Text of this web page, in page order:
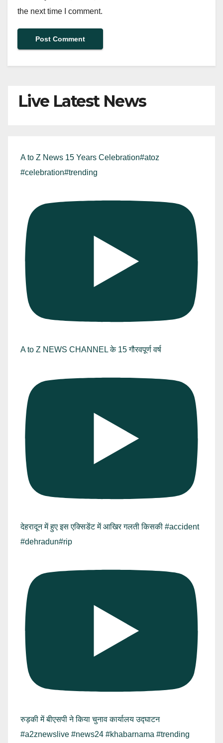
the next time I comment.
Live Latest News
A to Z News 15 Years Celebration#atoz
#celebration#trending
A to Z NEWS CHANNEL के 15 गौरवपूर्ण वर्ष
देहरादून में हुए इस एक्सिडेंट में आखिर गलती किसकी #accident
#dehradun#rip
रुड़की में बीएसपी ने किया चुनाव कार्यालय उद्घाटन
#a2znewslive #news24 #khabarnama #trending